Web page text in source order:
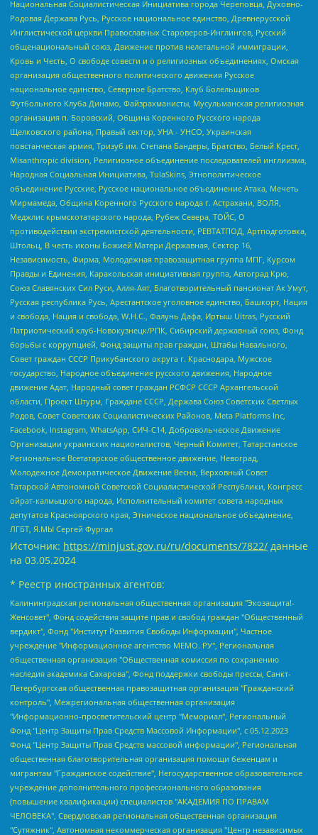
Национальная Социалистическая Инициатива города Череповца, Духовно-
Родовая Держава Русь, Русское национальное единство, Древнерусской
Инглистической церкви Православных Староверов-Инглингов, Русский
общенациональный союз, Движение против нелегальной иммиграции,
Кровь и Честь, О свободе совести и о религиозных объединениях, Омская
организация общественного политического движения Русское
национальное единство, Северное Братство, Клуб Болельщиков
Футбольного Клуба Динамо, Файзрахманисты, Мусульманская религиозная
организация п. Боровский, Община Коренного Русского народа
Щелковского района, Правый сектор, УНА - УНСО, Украинская
повстанческая армия, Тризуб им. Степана Бандеры, Братство, Белый Крест,
Misanthropic division, Религиозное объединение последователей инглиизма,
Народная Социальная Инициатива, TulaSkins, Этнополитическое
объединение Русские, Русское национальное объединение Атака, Мечеть
Мирмамеда, Община Коренного Русского народа г. Астрахани, ВОЛЯ,
Меджлис крымскотатарского народа, Рубеж Севера, ТОЙС, О
противодействии экстремистской деятельности, РЕВТАТПОД, Артподготовка,
Штольц, В честь иконы Божией Матери Державная, Сектор 16,
Независимость, Фирма, Молодежная правозащитная группа МПГ, Курсом
Правды и Единения, Каракольская инициативная группа, Автоград Крю,
Союз Славянских Сил Руси, Алля-Аят, Благотворительный пансионат Ак Умут,
Русская республика Русь, Арестантское уголовное единство, Башкорт, Нация
и свобода, Нация и свобода, W.H.С., Фалунь Дафа, Иртыш Ultras, Русский
Патриотический клуб-Новокузнецк/РПК, Сибирский державный союз, Фонд
борьбы с коррупцией, Фонд защиты прав граждан, Штабы Навального,
Совет граждан СССР Прикубанского округа г. Краснодара, Мужское
государство, Народное объединение русского движения, Народное
движение Адат, Народный совет граждан РСФСР СССР Архангельской
области, Проект Штурм, Граждане СССР, Держава Союз Советских Светлых
Родов, Совет Советских Социалистических Районов, Meta Platforms Inc,
Facebook, Instagram, WhatsApp, СИЧ-С14, Добровольческое Движение
Организации украинских националистов, Черный Комитет, Татарстанское
Региональное Всетатарское общественное движение, Невоград,
Молодежное Демократическое Движение Весна, Верховный Совет
Татарской Автономной Советской Социалистической Республики, Конгресс
ойрат-калмыцкого народа, Исполнительный комитет совета народных
депутатов Красноярского края, Этническое национальное объединение,
ЛГБТ, Я.МЫ Сергей Фургал
Источник: https://minjust.gov.ru/ru/documents/7822/ данные
на 03.05.2024
* Реестр иностранных агентов:
Калининградская региональная общественная организация "Экозащита!-Женсовет", Фонд содействия защите прав и свобод граждан "Общественный вердикт", Фонд "Институт Развития Свободы Информации", Частное учреждение "Информационное агентство МЕМО. РУ", Региональная общественная организация "Общественная комиссия по сохранению наследия академика Сахарова", Фонд поддержки свободы прессы, Санкт-Петербургская общественная правозащитная организация "Гражданский контроль", Межрегиональная общественная организация "Информационно-просветительский центр "Мемориал", Региональный Фонд "Центр Защиты Прав Средств Массовой Информации", с 05.12.2023 Фонд "Центр Защиты Прав Средств массовой информации", Региональная общественная благотворительная организация помощи беженцам и мигрантам "Гражданское содействие", Негосударственное образовательное учреждение дополнительного профессионального образования (повышение квалификации) специалистов "АКАДЕМИЯ ПО ПРАВАМ ЧЕЛОВЕКА", Свердловская региональная общественная организация "Сутяжник", Автономная некоммерческая организация "Центр независимых социологических исследований", Союз общественных объединений "Российский исследовательский центр по правам человека", Региональное общественное учреждение научно-информационный центр "МЕМОРИАЛ", Некоммерческая организация "Фонд защиты гласности", Автономная некоммерческая организация "Институт прав человека", Городская общественная организация "Екатеринбургское общество "МЕМОРИАЛ", Городская общественная организация "Рязанское историко-просветительское и правозащитное общество "Мемориал" (Рязанский Мемориал), Челябинский региональный орган общественной самодеятельности – женское общественное объединение "Женщины Евразии", Челябинский региональный орган общественной самодеятельности "Уральская правозащитная группа", Фонд содействия защите здоровья и социальной справедливости имени Андрея Рылькова, Автономная Некоммерческая Организация "Аналитический Центр Юрия Левады", Автономная некоммерческая организация социальной поддержки населения "Проект Апрель", Региональная общественная организация помощи женщинам и детям, находящимся в кризисной ситуации "Информационно-методический центр "Анна", Фонд содействия развитию массовых коммуникаций и правовому просвещению "Так-так-Так", Фонд содействия устойчивому развитию "Серебряная тайга", Свердловский региональный общественный фонд социальных проектов "Новое время", "Idel.Реалии", Кавказ.Реалии, Крым.Реалии, Телеканал Настоящее Время, Татаро-башкирская служба Радио Свобода (Azatliq Radiosi), Радио Свободная Европа/Радио Свобода (PCE/PC), "Сибирь.Реалии", "Фактограф", Благотворительный фонд помощи осужденным и их семьям, Автономная некоммерческая организация "Институт глобализации и социальных движений", Фонд "В защиту прав заключенных", Частное учреждение "Центр поддержки и содействия развитию средств массовой информации", Пензенский региональный общественный благотворительный фонд "Гражданский союз", "Север.Реалии", Некоммерческая организация Фонд "Правовая инициатива", Общество с ограниченной ответственностью "Радио Свободная Европа/Радио Свобода", Чешское информационное агентство "MEDIUM-ORIENT", Красноярская региональная общественная организация "Мы против СПИДа", Камалягин Денис Николаевич, Маркелов Сергей Евгеньевич, Пономарев Лев Александрович, Савицкая Людмила Алексеевна, Автономная некоммерческая организация "Центр по работе с проблемой насилия "НАСИЛИЮ.НЕТ", Межрегиональный профессиональный союз работников здравоохранения "Альянс врачей", Юридическое лицо, зарегистрированное в Латвийской Республике, SIA "Medusa Project" (регистрационный номер 40103797863, дата регистрации 10.06.2014), Некоммерческая организация "Фонд по борьбе с коррупцией", Автономная некоммерческая организация "Институт права и публичной политики", Баданин Роман Сергеевич, Гликин Максим Александрович, Железнова Мария Михайловна, Лукьянова Юлия Сергеевна, Маетная Елизавета Витальевна, Маняхин Петр Борисович, Чуракова Ольга Владимировна, Ярош Юлия Петровна, Юридическое лицо "The Insider SIA", зарегистрированное в Риге, Латвийская Республика (дата регистрации 26.06.2015), являющееся администратором доменного имени интернет-издания "The Insider SIA", https://theins.ru, Постернак Алексей Евгеньевич, Рубин Михаил Аркадьевич, Анин Роман Александрович, Юридическое лицо Istories fonds, зарегистрированное в Латвийской Республике (регистрационный номер 50008295751, дата регистрации 24.02.2020), Великовский Дмитрий Александрович, Долинина Ирина Николаевна, Мароховская Алеся Алексеевна, Шлейнов Роман Юрьевич, Шмагун Олеся Валентиновна, Общество с ограниченной ответственностью "Альтаир 2021", Общество с ограниченной ответственностью "Вега 2021", Общество с ограниченной ответственностью "Главный редактор 2021", Общество с ограниченной ответственностью "Ромашки монолит", Важенков Артем Валерьевич, Ивановская областная общественная организация "Центр гендерных исследований", Гурман Юрий Альбертович, Медиапроект "ОВД-Инфо", Егоров Владимир Владимирович, Жилинский Владимир Александрович, Общество с ограниченной ответственностью "ЗП", Иванова София Юрьевна, Карезина Инна Павловна, Кильтау Екатерина Викторовна, Петров Алексей Викторович, Пискунов Сергей Евгеньевич, Смирнов Сергей Сергеевич, Тихонов Михаил Сергеевич, Общество с ограниченной ответственностью "ЖУРНАЛИСТ-ИНОСТРАННЫЙ АГЕНТ", Арапова Галина Юрьевна, Вольтская Татьяна Анатольевна, Американская компания "Mason G.E.S. Anonymous Foundation" (США), являющаяся владельцем интернет-издания https://mnews.world/, Компания "Stichting Bellingcat", зарегистрированная в Нидерландах (дата регистрации 11.07.2018), Захаров Андрей Вячеславович, Клепиковская Екатерина Дмитриевна, Общество с ограниченной ответственностью "МЕМО", Перл Роман Александрович, Симонов Евгений Алексеевич, Соловьева Елена Анатольевна, Сотников Даниил Владимирович, Сурначева Елизавета Дмитриевна, Автономная некоммерческая организация по защите прав человека и информированию населения "Якутия – Наше Мнение", Общество с ограниченной ответственностью "Москоу диджитал медиа", с 26.01.2023 Общество с ограниченной ответственностью "Чайка Белые сады", Ветошкина Валерия Валерьевна, Заговора Максим Александрович, Межрегиональное общественное движение "Российская ЛГБТ - сеть", Оленичев Максим Владимирович, Павлов Иван Юрьевич, Скворцова Елена Сергеевна, Общество с ограниченной ответственностью "Как бы инагент", Кочетков Игорь Викторович, Общество с ограниченной ответственностью "Честные выборы", Еланчик Олег Александрович, Общество с ограниченной ответственностью "Нобелевский призыв", Гималова Регина Эмилевна, Григорьев Андрей Валерьевич, Григорьева Алина Александровна, Ассоциация по содействию защите прав призывников, альтернативнослужащих и военнослужащих "Правозащитная группа "Гражданин.Армия.Право", Хисамова Регина Фаритовна, Автономная некоммерческая организация по реализации социально-правовых программ "Лилит", Дальневосточное общественное движение "Маяк", Санкт-Петербургская ЛГБТ-инициативная группа "Выход", Инициативная группа ЛГБТ+ "Реверс", Алексеев Андрей Викторович, Бекбулатова Таисия Львовна, Беляев Иван Михайлович, Владыкина Елена Сергеевна, Гельман Марат Александрович, Никульшина Вероника Юрьевна, Толоконникова Надежда Андреевна, Шендерович Виктор Анатольевич, Общество с ограниченной ответственностью "Данное сообщение", Общество с ограниченной ответственностью Издательский дом "Новая глава", Айнбиндер Александра Александровна, Московский комьюнити-центр для ЛГБТ+инициатив, Благотворительный фонд развития филантропии, Deutsche Welle (Германия, Kurt-Schumacher-Strasse 3, 53113 Bonn), Борзунова Мария Михайловна, Воробьев Виктор Викторович, Голубева Анна Львовна, Константинова Алла Михайловна, Малкова Ирина Владимировна, Мурадов Мурад Абдулгалимович, Осетинская Елизавета Николаевна, Понасенков Евгений Николаевич, Ганапольский Матвей Юрьевич, Киселев Евгений Алексеевич, Борухович Ирина Григорьевна, Дремин Иван Тимофеевич, Дубровский Дмитрий Викторович, Красноярская региональная общественная организация поддержки и развития альтернативных образовательных технологий и межкультурных коммуникаций "ИНТЕРРА", Маяковская Екатерина Алексеевна, Фейгин Марк Захарович, Филимонов Андрей Викторович, Дзугкоева Регина Николаевна, Доброхотов Роман Александрович, Дудь Юрий Александрович, Елкин Сергей Владимирович, Кругликов Кирилл Игоревич, Сабунаева Мария Леонидовна, Семенов Алексей Владимирович, Шаинян Карен Багратович, Шульман Екатерина Михайловна, Асафьев Артур Валерьевич, Вахштайн Виктор Семенович, Венедиктов Алексей Алексеевич, Лушникова Екатерина Евгеньевна, Волков Леонид Михайлович, Невзоров Александр Глебович, Пархоменко Сергей Борисович, Сироткин Ярослав Николаевич, Кара-Мурза Владимир Владимирович, Баранова Наталья Владимировна, Гозман Леонид Яковлевич, Кагарлицкий Борис Юльевич, Климарев Михаил Валерьевич, Милов Владимир Станиславович, Автономная некоммерческая организация Краснодарский центр современного искусства "Типография", Моргенштерн Алишер Тагирович, Соболь Любовь Эдуардовна, Общество с ограниченной ответственностью "ЛИЗА НОРМ", Каспаров Гарри Кимович, Ходорковский Михаил Борисович, Общество с ограниченной ответственностью "Апрельские тезисы", Данилович Ирина Брониславовна, Кашин Олег Владимирович, Петров Николай Владимирович, Пивоваров Алексей Владимирович, Соколов Михаил Владимирович, Цветкова Юлия Владимировна, Чичваркин Евгений Александрович, Комитет против пыток/Команда против пыток, Общество с ограниченной ответственностью "Первый научный", Общество с ограниченной ответственностью "Вертолет и ко", Белоцерковская Вероника Борисовна, Кац Максим Евгеньевич, Лазарева Татьяна Юрьевна, Шаведдинов Руслан Табризович, Яшин Илья Валерьевич, Общество с ограниченной ответственностью "Иноагент ААВ", Алешковский Дмитрий Петрович, Альбац Евгения Марковна, Быков Дмитрий Львович, Галямина Юлия Евгеньевна, Лойко Сергей Леонидович, Мартынов Кирилл Константинович, Медведев Сергей Александрович, Крашенинников Федор Геннадиевич, Гордеева Катерина Вл